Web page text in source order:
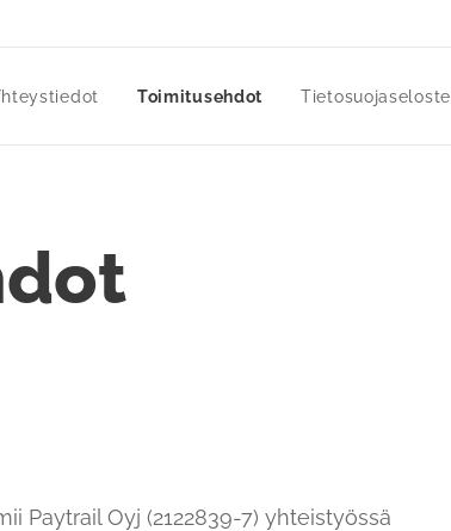
Toimitusehdot Tietosuojaseloste
Paytrail Oyj (2122839-7) yhteistyössä